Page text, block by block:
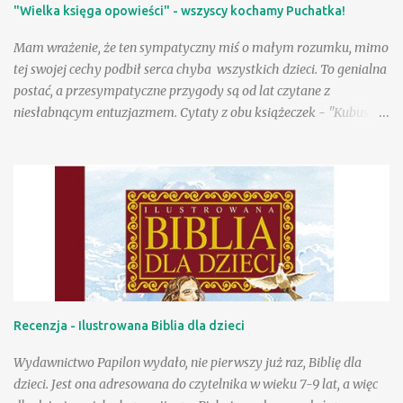
dzieciom" było jak spotkanie z dobrymi, bardzo lubianymi
(wyznam, że my właśnie do nich należymy), ale są pewnie tacy,
którzy lubią je, choć tego so...
"Wielka księga opowieści" - wszyscy kochamy Puchatka!
Mam wrażenie, że ten sympatyczny miś o małym rozumku, mimo
tej swojej cechy podbił serca chyba wszystkich dzieci. To genialna
postać, a przesympatyczne przygody są od lat czytane z
niesłabnącym entuzjazmem. Cytaty z obu książeczek - "Kubusia
filmów pełnometrażowych, zagościł na przeróżnych gadżetach,
ubraniach, przyborach szkolnych. Tu na ogół wykorzystywany
jest jego wizerunek stworzony w wytwórni Walta Disneya.
Poczciwy, okrąglutki miś w czerwonej koszulce przyciąga przed
odbiorniki rzeszę wiernych małych fanów, a i dorośli chętnie
zerkają na jego przygody, w końcu to rzecz kultowa. Wydana
niedawno przez Egmont "Wielka księga opowieści" to
fantastyczna pozycja dla wielbicieli przygód Puchatka. W książce
same przygody to nowe teksty stworzone przez współczesnych
autorów ...
Recenzja - Ilustrowana Biblia dla dzieci
Wydawnictwo Papilon wydało, nie pierwszy już raz, Biblię dla
dzieci. Jest ona adresowana do czytelnika w wieku 7-9 lat, a więc